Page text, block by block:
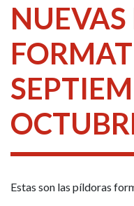
Estas son las píldoras